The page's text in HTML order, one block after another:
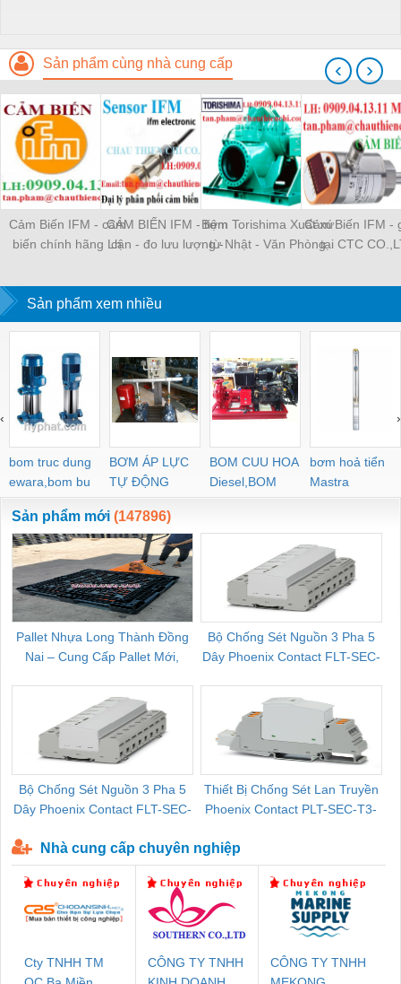
Sản phẩm cùng nhà cung cấp
Cảm Biến IFM - cảm
biến chính hãng Lh
CẢM BIẾN IFM - tiệm
cận - đo lưu lượng -
Bơm Torishima Xuất xứ
từ Nhật - Văn Phòng
Cảm Biến IFM -
tại CTC
‹ ›
Sản phẩm xem nhiều
bom truc dung
ewara,bom bu
ewara
BƠM ÁP LỰC
TỰ ĐỘNG
BOM CUU HOA
Diesel,BOM
CHUA CHAY
bơm hoả tiển
Mastra
‹ ›
Sản phẩm mới (147896)
Pallet Nhựa Long Thành Đồng
Nai – Cung Cấp Pallet Mới,
Bộ Chống Sét Nguồn 3 Pha 5
Dây Phoenix Contact FLT-SEC-
Bộ Chống Sét Nguồn 3 Pha 5
Dây Phoenix Contact FLT-SEC-
Thiết Bị Chống Sét Lan Truyền
Phoenix Contact PLT-SEC-T3-
Nhà cung cấp chuyên nghiệp
Cty TNHH TM
CÔNG TY TNHH
CÔNG TY TNHH